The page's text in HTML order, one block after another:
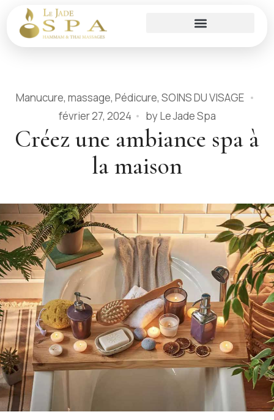
Manucure, massage, Pédicure, SOINS DU VISAGE
février 27, 2024
byLe Jade Spa
Créez une ambiance spa à
la maison